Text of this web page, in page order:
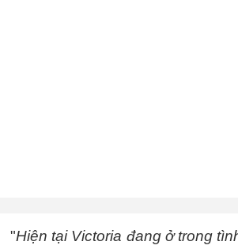
"Hiện tại Victoria đang ở trong